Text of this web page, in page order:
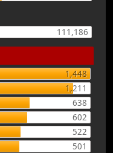
111,186
1,448
1,211
638
602
522
501